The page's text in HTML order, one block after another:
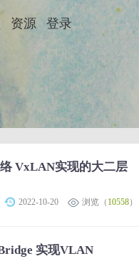
资源 登录
VxLAN实现的大二层
2022-10-20 浏览（ 10558）
实现VLAN